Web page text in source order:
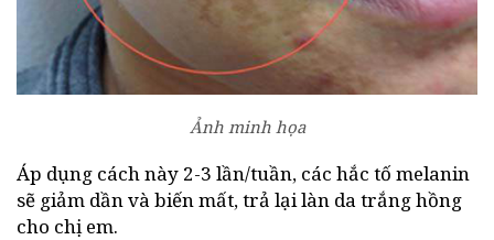
Ảnh minh họa
Áp dụng cách này 2-3 lần/tuần, các hắc tố melanin
sẽ giảm dần và biến mất, trả lại làn da trắng hồng
cho chị em.